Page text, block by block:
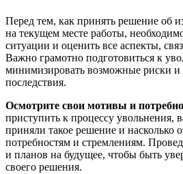
Перед тем, как принять решение об
на текущем месте работы,
ситуации и оценить все аспекты,
Важно грамотно подготовиться к
минимизировать возможные риски и
последствия.
Осмотрите свои мотивы и
приступить к процессу увольнения,
приняли такое решение и насколько
потребностям и стремлениям.
и планов на будущее, чтобы быть
своего решения.